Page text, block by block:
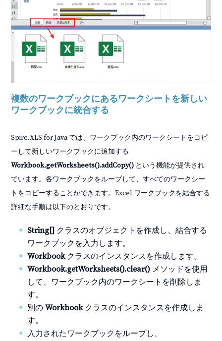
複数のワークブックにあるワークシートを新しい
ワークブックに統合する
Spire.XLS for Java では、ワークブック内のワークシートをコピ
ーして新しいワークブックに追加する
Workbook.getWorksheets().addCopy() という機能が提供され
ています。各ワークブックをループして、すべてのワークシー
トをコピーすることができます。Excel ワークブックを結合する
詳細な手順は以下のとおりです。
String[] クラスのオブジェクトを作成し、結合する
ワークブックを入力します。
Workbookクラスのインスタンスを作成します。
Workbook.getWorksheets().clear() メソッドを使用
して、ワークブック内のワークシートを削除しま
す。
別のWorkbookクラスのインスタンスを作成しま
す。
入力されたワークブックをループし、